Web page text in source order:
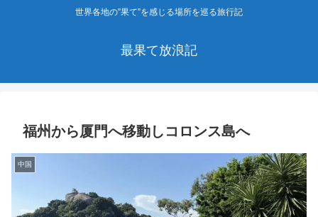
世界各地の”果て”を感じる場所を巡る旅行記
最果て放浪記
福州から厦門へ移動しコロンス島へ
中国